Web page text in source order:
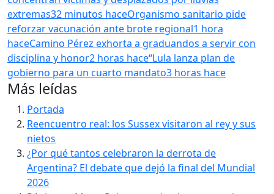
extremas32 minutos haceOrganismo sanitario pide
reforzar vacunación ante brote regional1 hora
haceCamino Pérez exhorta a graduandos a servir con
disciplina y honor2 horas hace“Lula lanza plan de
gobierno para un cuarto mandato3 horas hace
Más leídas
Portada
Reencuentro real: los Sussex visitaron al rey y sus
nietos
¿Por qué tantos celebraron la derrota de
Argentina? El debate que dejó la final del Mundial
2026